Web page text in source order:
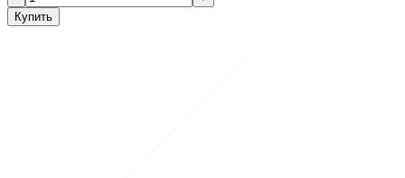
Купить